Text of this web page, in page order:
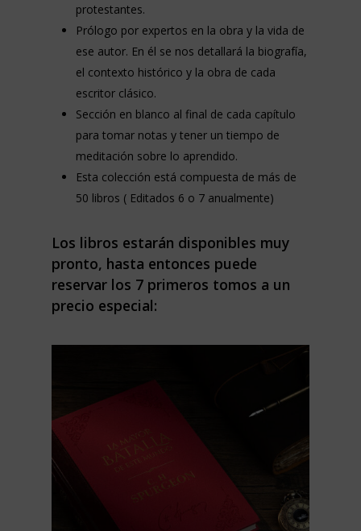
protestantes.
Prólogo por expertos en la obra y la vida de
ese autor. En él se nos detallará la biografía,
el contexto histórico y la obra de cada
escritor clásico.
Sección en blanco al final de cada capítulo
para tomar notas y tener un tiempo de
meditación sobre lo aprendido.
Esta colección está compuesta de más de
50 libros ( Editados 6 o 7 anualmente)
Los libros estarán disponibles muy
pronto, hasta entonces puede
reservar los 7 primeros tomos a un
precio especial: